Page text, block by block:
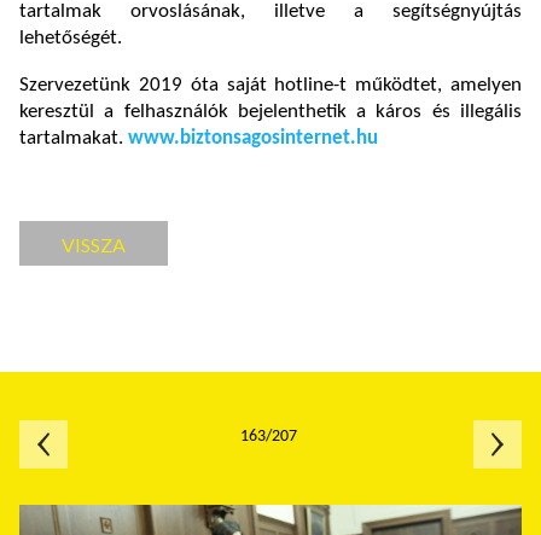
tartalmak orvoslásának, illetve a segítségnyújtás
lehetőségét.
Szervezetünk 2019 óta saját hotline-t működtet, amelyen
keresztül a felhasználók bejelenthetik a káros és illegális
tartalmakat. www.biztonsagosinternet.hu
VISSZA
163/207